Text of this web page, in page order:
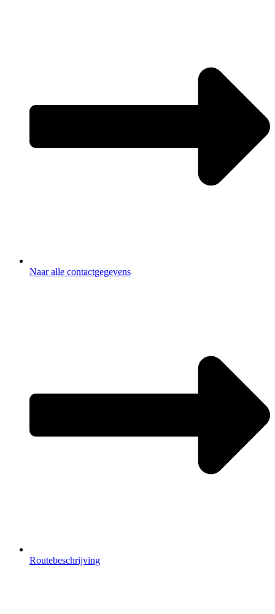
Naar alle contactgegevens
Routebeschrijving